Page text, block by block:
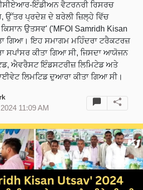
ਇੰਡੀਅਨ ਵੈਟਰਨਰੀ ਰਿਸਰਚ
ਉੱਤਰ ਪ੍ਰਦੇਸ਼ ਦੇ ਬਰੇਲੀ ਜ਼ਿਲ੍ਹੇ ਵਿੱਚ
ਉਤਸਵ' ('MFOI Samridh Kisan
ਗਿਆ। ਇਹ ਸਮਾਗਮ ਮਹਿੰਦਰਾ ਟਰੈਕਟਰਜ਼
ਸਪਾਂਸਰ ਕੀਤਾ ਗਿਆ ਸੀ, ਜਿਸਦਾ ਆਯੋਜਨ
ਐਵਰੈਸਟ ਇੰਡਸਟਰੀਜ਼ ਲਿਮਿਟੇਡ ਅਤੇ
ਲਿਮਟਿਡ ਦੁਆਰਾ ਕੀਤਾ ਗਿਆ ਸੀ।
11:09 AM